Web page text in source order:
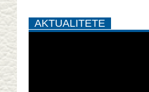
AKTUALITETE